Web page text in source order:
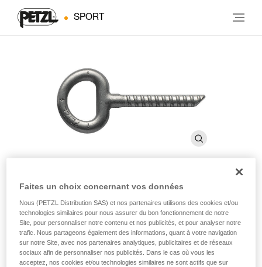
SPORT
COLLINOX
Broche à sceller de 10 mm (pack de 10)
Conçue pour les équipements de longue durée.
Faites un choix concernant vos données
Nous (PETZL Distribution SAS) et nos partenaires utilisons des cookies et/ou
technologies similaires pour nous assurer du bon fonctionnement de notre
Site, pour personnaliser notre contenu et nos publicités, et pour analyser notre
trafic. Nous partageons également des informations, quant à votre navigation
sur notre Site, avec nos partenaires analytiques, publicitaires et de réseaux
sociaux afin de personnaliser nos publicités. Dans le cas où vous les
acceptez, nos cookies et/ou technologies similaires ne sont actifs que sur